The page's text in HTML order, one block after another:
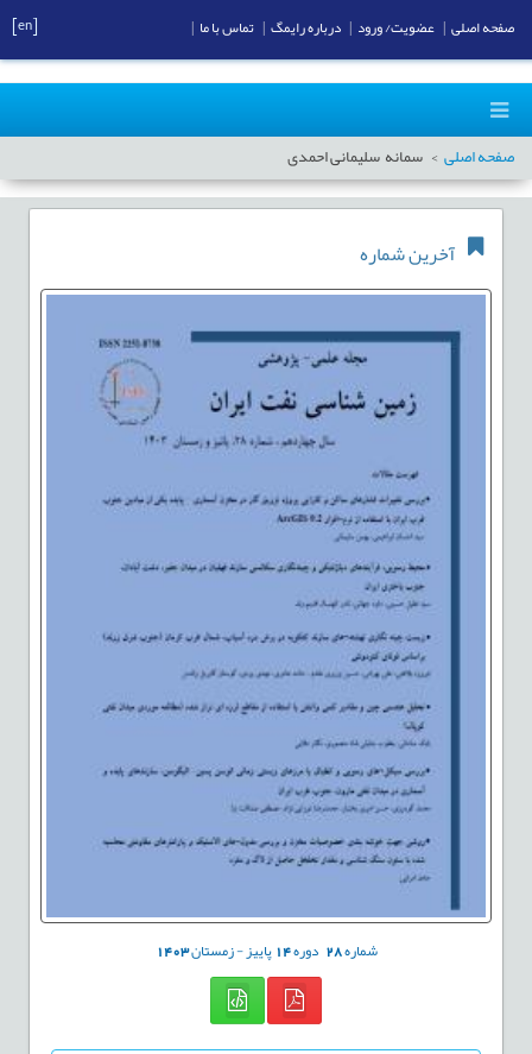
صفحه اصلی سمانه سلیمانی احمدی
آخرین شماره
شماره28 دوره14پاییز - زمستان1403
صفحه اصلی عضویت/ ورود درباره رایمگ تماس با ما